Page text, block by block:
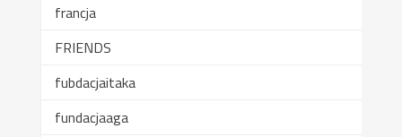
francja
FRIENDS
fubdacjaitaka
fundacjaaga